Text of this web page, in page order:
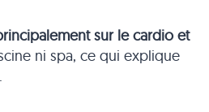
sur le cardio et
ni spa, ce qui explique